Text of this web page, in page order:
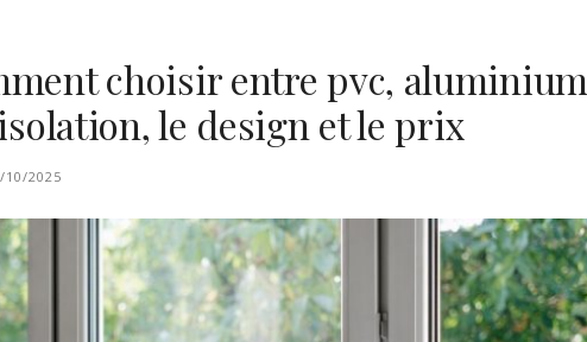
choisir entre pvc, aluminium
le design et le prix
10/2025